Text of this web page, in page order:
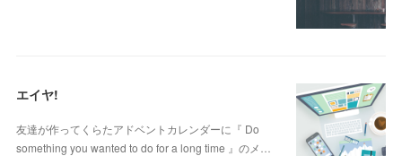
エイヤ!
友達が作ってくらたアドベントカレンダーに『 Do
something you wanted to do for a long time 』のメ…